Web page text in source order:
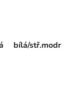
bílá/stř.modrá